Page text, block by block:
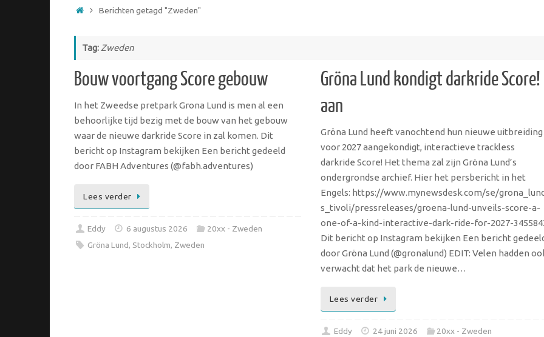
HomeBerichten getagd "Zweden"
Tag: Zweden
Bouw voortgang Score gebouw
In het Zweedse pretpark Grona Lund is men al een
behoorlijke tijd bezig met de bouw van het gebouw
waar de nieuwe darkride Score in zal komen. Dit
bericht op Instagram bekijken Een bericht gedeeld
door FABH Adventures (@fabh.adventures)
Lees verder
Eddy 6 augustus 2026
20xx - Zweden
Gröna Lund, Stockholm, Zweden
Gröna Lund kondigt darkride Score!
aan
Gröna Lund heeft vanochtend hun nieuwe uitbreiding
voor 2027 aangekondigt, interactieve trackless
darkride Score! Het thema zal zijn Gröna Lund’s
ondergrondse archief. Hier het persbericht in het
Engels: https://www.mynewsdesk.com/se/
s_tivoli/pressreleases/groena-lund-unveils-score-a-
one-of-a-kind-interactive-dark-ride-for-2027-
Dit bericht op Instagram bekijken Een bericht
door Gröna Lund (@gronalund) EDIT: Velen hadden
verwacht dat het park de nieuwe…
Lees verder
Eddy 24 juni 2026
20xx - Zweden